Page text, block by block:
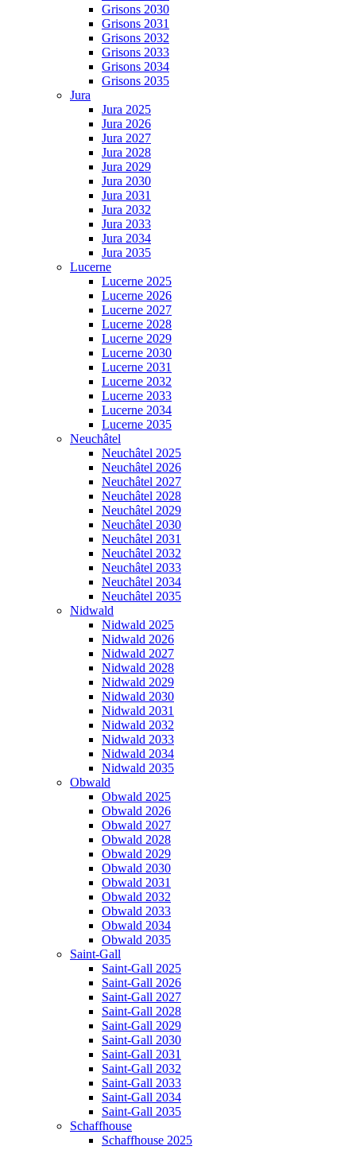
Grisons 2030
Grisons 2031
Grisons 2032
Grisons 2033
Grisons 2034
Grisons 2035
Jura
Jura 2025
Jura 2026
Jura 2027
Jura 2028
Jura 2029
Jura 2030
Jura 2031
Jura 2032
Jura 2033
Jura 2034
Jura 2035
Lucerne
Lucerne 2025
Lucerne 2026
Lucerne 2027
Lucerne 2028
Lucerne 2029
Lucerne 2030
Lucerne 2031
Lucerne 2032
Lucerne 2033
Lucerne 2034
Lucerne 2035
Neuchâtel
Neuchâtel 2025
Neuchâtel 2026
Neuchâtel 2027
Neuchâtel 2028
Neuchâtel 2029
Neuchâtel 2030
Neuchâtel 2031
Neuchâtel 2032
Neuchâtel 2033
Neuchâtel 2034
Neuchâtel 2035
Nidwald
Nidwald 2025
Nidwald 2026
Nidwald 2027
Nidwald 2028
Nidwald 2029
Nidwald 2030
Nidwald 2031
Nidwald 2032
Nidwald 2033
Nidwald 2034
Nidwald 2035
Obwald
Obwald 2025
Obwald 2026
Obwald 2027
Obwald 2028
Obwald 2029
Obwald 2030
Obwald 2031
Obwald 2032
Obwald 2033
Obwald 2034
Obwald 2035
Saint-Gall
Saint-Gall 2025
Saint-Gall 2026
Saint-Gall 2027
Saint-Gall 2028
Saint-Gall 2029
Saint-Gall 2030
Saint-Gall 2031
Saint-Gall 2032
Saint-Gall 2033
Saint-Gall 2034
Saint-Gall 2035
Schaffhouse
Schaffhouse 2025